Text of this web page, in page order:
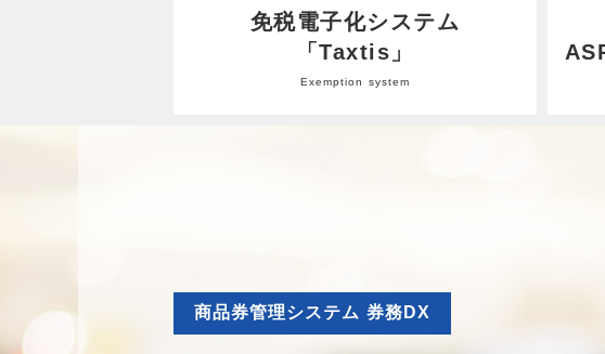
免税電子化システム
「Taxtis」
Exemption system
商品券管理システム 券務DX